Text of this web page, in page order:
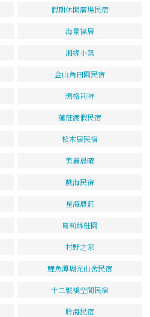
假期休閒廣場民宿
海景福居
湘緣小築
金山角田園民宿
瑪格莉特
蓮莊渡假民宿
松木居民宿
美麗晨曦
戲海民宿
星海農莊
葛莉絲莊園
村野之家
鯉魚潭瑚光山舍民宿
十二號橋空間民宿
聆海民宿